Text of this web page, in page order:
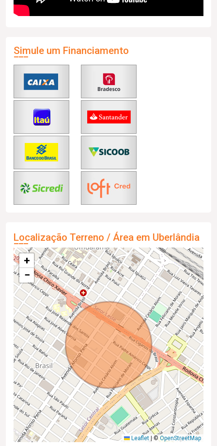
Simule um Financiamento
Localização Terreno / Área em Uberlândia
+
−
Leaflet |©OpenStreetMap